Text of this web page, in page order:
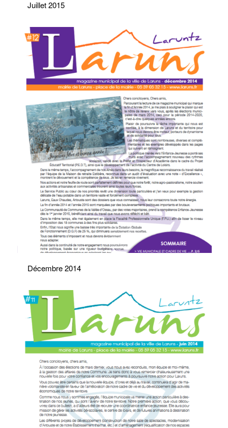
Juillet 2015
Décembre 2014